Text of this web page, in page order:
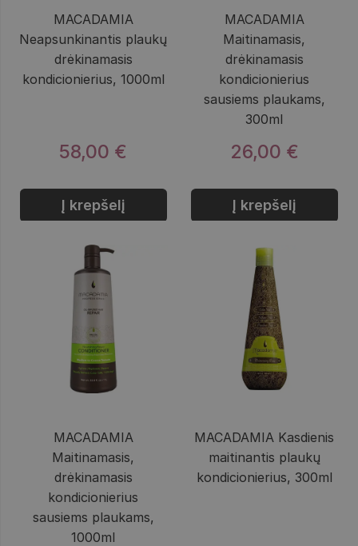
MACADAMIA
Neapsunkinantis plaukų
drėkinamasis
kondicionierius, 1000ml
58,00 €
Į krepšelį
MACADAMIA
Maitinamasis,
drėkinamasis
kondicionierius
sausiems plaukams,
300ml
26,00 €
Į krepšelį
MACADAMIA
Maitinamasis,
drėkinamasis
kondicionierius
sausiems plaukams,
1000ml
MACADAMIA Kasdienis
maitinantis plaukų
kondicionierius, 300ml